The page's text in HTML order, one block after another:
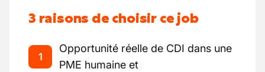
3 raisons de choisir ce job
1
Opportunité réelle de CDI dans une
PME humaine et